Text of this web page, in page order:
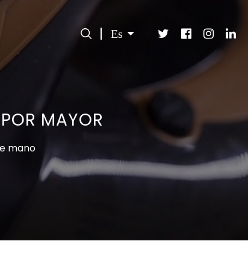
Es
MAYOR
mano